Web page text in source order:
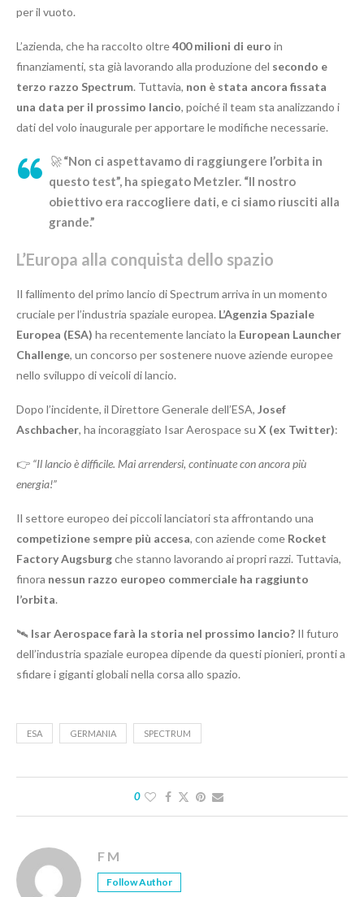
per il vuoto.
L’azienda, che ha raccolto oltre400 milioni di euro in
finanziamenti, sta già lavorando alla produzione del secondo e
terzo razzo Spectrum. Tuttavia, non è stata ancora fissata
una data per il prossimo lancio, poiché il team sta analizzando i
dati del volo inaugurale per apportare le modifiche necessarie.
🚀“Non ci aspettavamo di raggiungere l’orbita in
questo test”, ha spiegato Metzler. “Il nostro
obiettivo era raccogliere dati, e ci siamo riusciti alla
grande.”
L’Europa alla conquista dello spazio
Il fallimento del primo lancio di Spectrum arriva in un momento
cruciale per l’industria spaziale europea. L’Agenzia Spaziale
Europea (ESA) ha recentemente lanciato la European Launcher
Challenge, un concorso per sostenere nuove aziende europee
nello sviluppo di veicoli di lancio.
Dopo l’incidente, il Direttore Generale dell’ESA, Josef
Aschbacher, ha incoraggiato Isar Aerospace su X (ex Twitter):
👉 “Il lancio è difficile. Mai arrendersi, continuate con ancora più
energia!”
Il settore europeo dei piccoli lanciatori sta affrontando una
competizione sempre più accesa, con aziende come Rocket
Factory Augsburgche stanno lavorando ai propri razzi. Tuttavia,
finora nessun razzo europeo commerciale ha raggiunto
l’orbita.
🛰️ Isar Aerospace farà la storia nel prossimo lancio? Il futuro
dell’industria spaziale europea dipende da questi pionieri, pronti a
sfidare i giganti globali nella corsa allo spazio.
ESA GERMANIA SPECTRUM
0
F M
Follow Author